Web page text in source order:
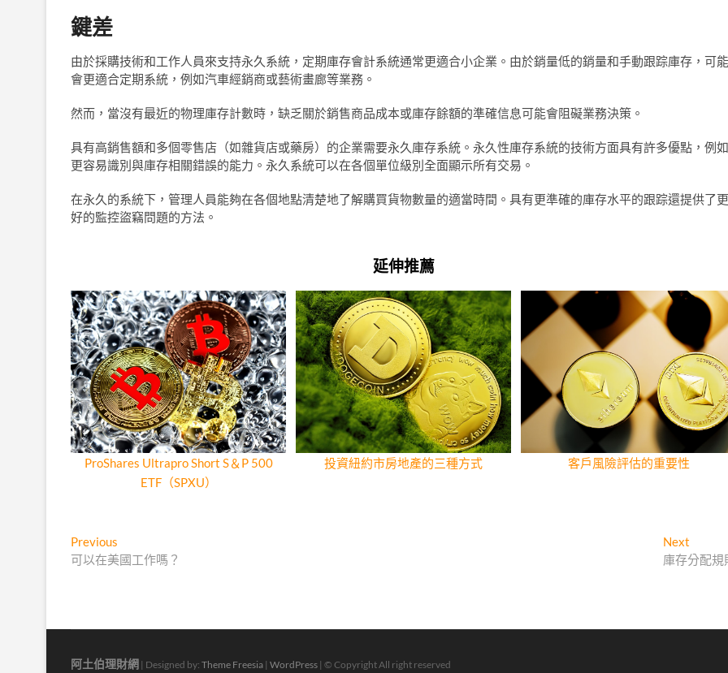
鍵差
由於採購技術和工作人員來支持永久系統，定期庫存會計系統通常更適合小企業。由於銷量低的銷量和手動跟踪庫存，可能
會更適合定期系統，例如汽車經銷商或藝術畫廊等業務。
然而，當沒有最近的物理庫存計數時，缺乏關於銷售商品成本或庫存餘額的準確信息可能會阻礙業務決策。
具有高銷售額和多個零售店（如雜貨店或藥房）的企業需要永久庫存系統。永久性庫存系統的技術方面具有許多優點，例如
更容易識別與庫存相關錯誤的能力。永久系統可以在各個單位級別全面顯示所有交易。
在永久的系統下，管理人員能夠在各個地點清楚地了解購買貨物數量的適當時間。具有更準確的庫存水平的跟踪還提供了更
好的監控盜竊問題的方法。
延伸推薦
ProShares Ultrapro Short S＆P 500
ETF（SPXU）
投資紐約市房地產的三種方式 客戶風險評估的重要性
文
章
覽
Previous
post:
可以在美國工作嗎？
Next
post:
庫存分配規
阿土伯理財網 | Designed by: Theme Freesia | WordPress | © Copyright All right reserved